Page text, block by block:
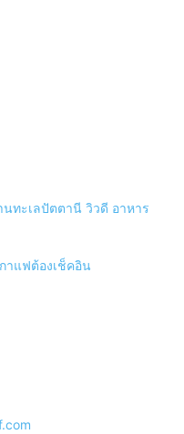
ทะเลปัตตานี วิวดี อาหาร
าแฟต้องเช็คอิน